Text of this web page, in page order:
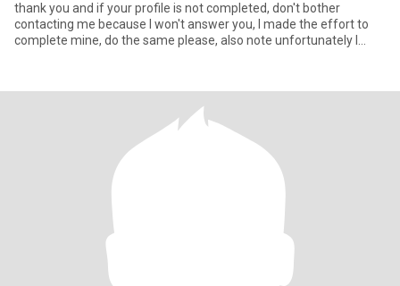
thank you and if your profile is not completed, don't bother
contacting me because I won't answer you, I made the effort to
complete mine, do the same please, also note unfortunately I